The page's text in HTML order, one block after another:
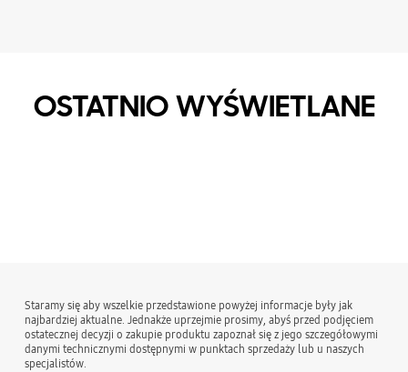
OSTATNIO WYŚWIETLANE
Staramy się aby wszelkie przedstawione powyżej informacje były jak
najbardziej aktualne. Jednakże uprzejmie prosimy, abyś przed podjęciem
ostatecznej decyzji o zakupie produktu zapoznał się z jego szczegółowymi
danymi technicznymi dostępnymi w punktach sprzedaży lub u naszych
specjalistów.